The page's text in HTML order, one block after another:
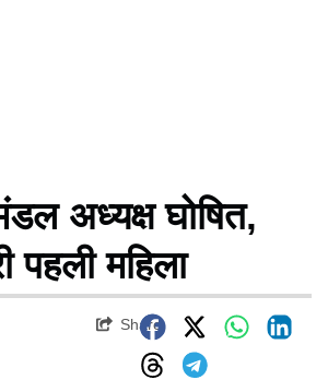
अध्यक्ष घोषित,
पहली महिला
Share